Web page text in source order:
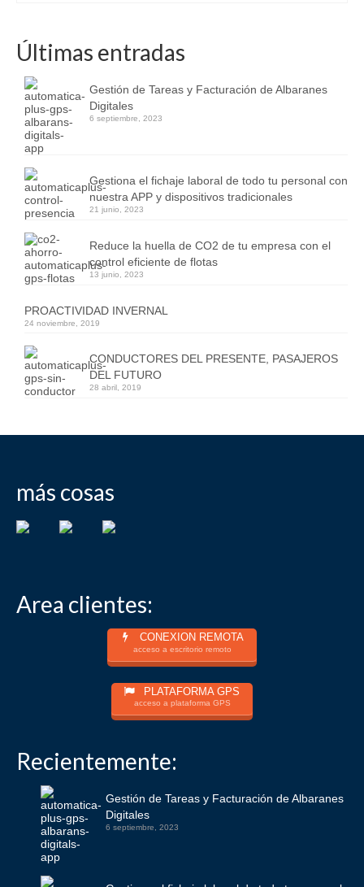
Últimas entradas
Gestión de Tareas y Facturación de Albaranes
Digitales
6 septiembre, 2023
Gestiona el fichaje laboral de todo tu personal con
nuestra APP y dispositivos tradicionales
21 junio, 2023
Reduce la huella de CO2 de tu empresa con el
control eficiente de flotas
13 junio, 2023
PROACTIVIDAD INVERNAL
24 noviembre, 2019
CONDUCTORES DEL PRESENTE, PASAJEROS
DEL FUTURO
28 abril, 2019
más cosas
Area clientes:
CONEXION REMOTA
acceso a escritorio remoto
PLATAFORMA GPS
acceso a plataforma GPS
Recientemente:
Gestión de Tareas y Facturación de Albaranes
Digitales
6 septiembre, 2023